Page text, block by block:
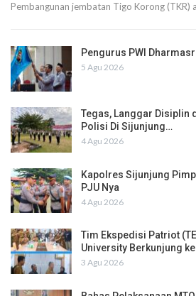
Pembangunan jembatan Tigo Korong (TKR)
Pengurus PWI
5 Agu 2026
Tegas, Langgar Disiplin
Polisi Di Sijunjung…
4 Agu 2026
Kapolres Sijunjung
PJU Nya
4 Agu 2026
Tim Ekspedisi Patriot
University Berkunjung
3 Agu 2026